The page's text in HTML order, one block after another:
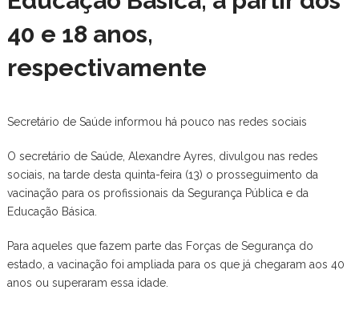
40 e 18 anos,
respectivamente
Secretário de Saúde informou há pouco nas redes sociais
O secretário de Saúde, Alexandre Ayres, divulgou nas redes
sociais, na tarde desta quinta-feira (13) o prosseguimento da
vacinação para os profissionais da Segurança Pública e da
Educação Básica.
Para aqueles que fazem parte das Forças de Segurança do
estado, a vacinação foi ampliada para os que já chegaram aos 40
anos ou superaram essa idade.